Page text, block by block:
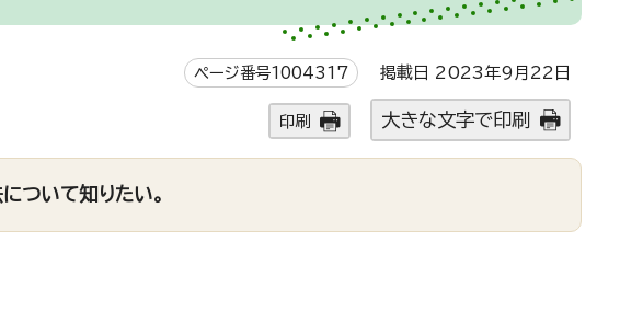
ページ番号1004317 掲載日 2023年9月22日
印刷 大きな文字で印刷
ついて知りたい。